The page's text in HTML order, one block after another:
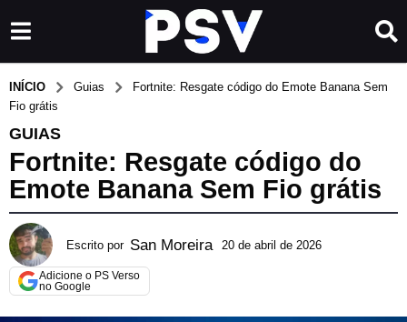
INÍCIO Guias
Fortnite: Resgate código do Emote Banana Sem
Fio grátis
GUIAS
Fortnite: Resgate código do
Emote Banana Sem Fio grátis
Escrito por San Moreira 20 de abril de 2026
a
Adicione o PS Verso
no Google